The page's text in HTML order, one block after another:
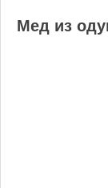
Мед из